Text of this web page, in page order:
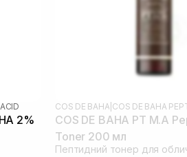
2%
COS DE BAHA COS DE BAHA
COS DE BAHA PT M.A
Toner 200 мл
Пептидний тонер для